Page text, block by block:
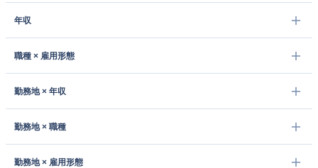
年収
職種 × 雇用形態
勤務地 × 年収
勤務地 × 職種
勤務地 × 雇用形態